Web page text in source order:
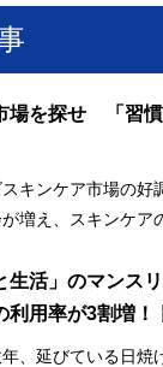
場を探せ 「習
スキンケア市場の
増え、スキンケア
生活」のマンス
利用率が3割増！
市場
年、延びている日焼